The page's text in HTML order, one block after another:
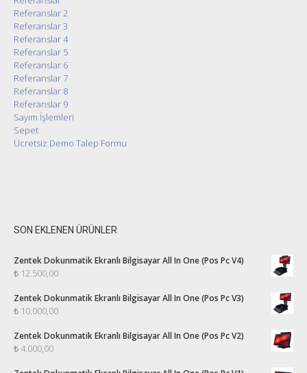
Referanslar 2
Referanslar 3
Referanslar 4
Referanslar 5
Referanslar 6
Referanslar 7
Referanslar 8
Referanslar 9
Sayım İşlemleri
Sepet
Ücretsiz Demo Talep Formu
SON EKLENEN ÜRÜNLER
Zentek Dokunmatik Ekranlı Bilgisayar All In One (Pos Pc V4)
₺ 12.500,00
Zentek Dokunmatik Ekranlı Bilgisayar All In One (Pos Pc V3)
₺ 10.000,00
Zentek Dokunmatik Ekranlı Bilgisayar All In One (Pos Pc V2)
₺4.000,00